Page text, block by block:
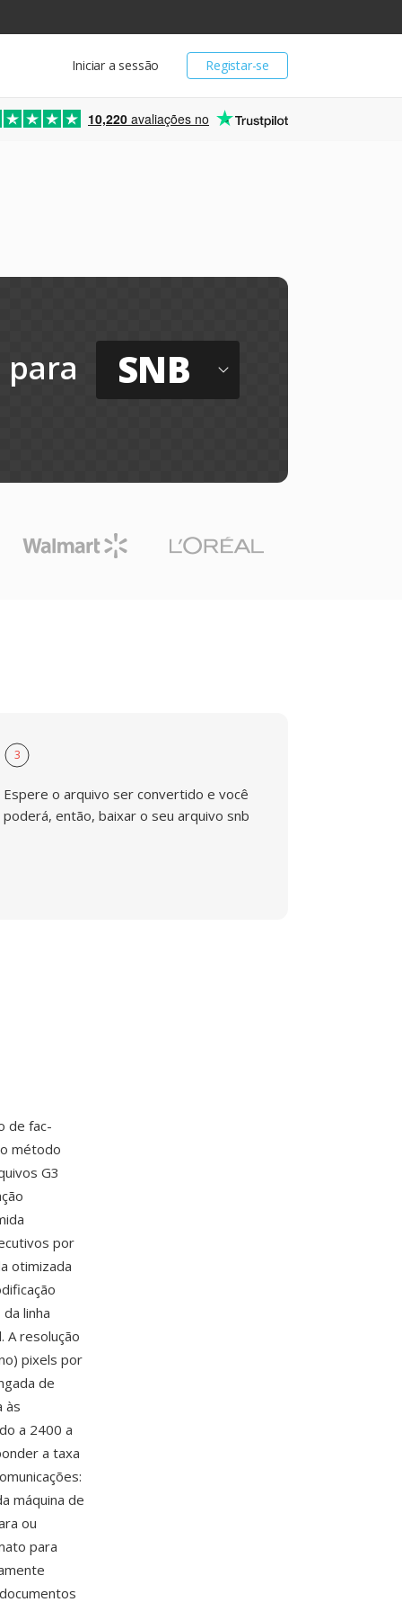
Registar-se
Iniciar a sessão
10,220 avaliações no
para SNB
3
Espere o arquivo ser convertido e você
poderá, então, baixar o seu arquivo snb
de fac-
método
G3
por
otimizada
linha
A resolução
pixels por
de
às
a 2400 a
a taxa
máquina de
ou
para